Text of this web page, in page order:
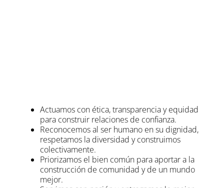
Actuamos con ética, transparencia y equidad
para construir relaciones de confianza.
Reconocemos al ser humano en su dignidad,
respetamos la diversidad y construimos
colectivamente.
Priorizamos el bien común para aportar a la
construcción de comunidad y de un mundo
mejor.